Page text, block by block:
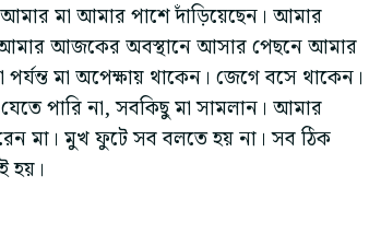
মা আমার পাশে দাঁড়িয়েছেন। আমার
আমার আজকের অবস্থানে আসার পেছনে আমার
মা অপেক্ষায় থাকেন। জেগে বসে থাকেন।
পারি না, সবকিছু মা সামলান। আমার
মা। মুখ ফুটে সব বলতে হয় না। সব ঠিক
হয়।